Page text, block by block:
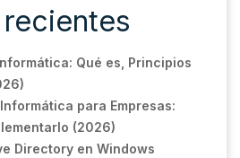
Qué es, Principios
para Empresas:
(2026)
Directory en Windows